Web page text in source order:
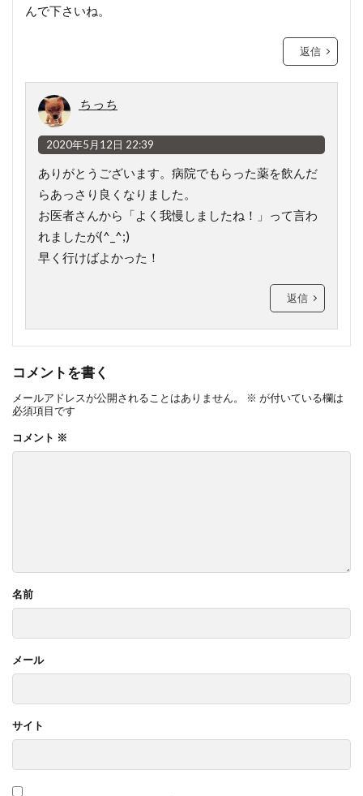
んで下さいね。
返信
ちっち
2020年5月12日 22:39
ありがとうございます。病院でもらった薬を飲んだ
らあっさり良くなりました。
お医者さんから「よく我慢しましたね！」って言わ
れましたが(^_^;)
早く行けばよかった！
返信
コメントを書く
メールアドレスが公開されることはありません。 ※ が付いている欄は
必須項目です
コメント ※
名前
メール
サイト